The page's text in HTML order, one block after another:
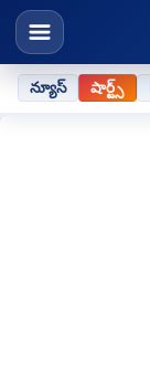
న్యూస్ షార్ట్స్